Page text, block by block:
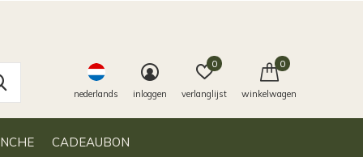
CADEAUBON
nederlands inloggen verlanglijst
0
winkelwagen
0